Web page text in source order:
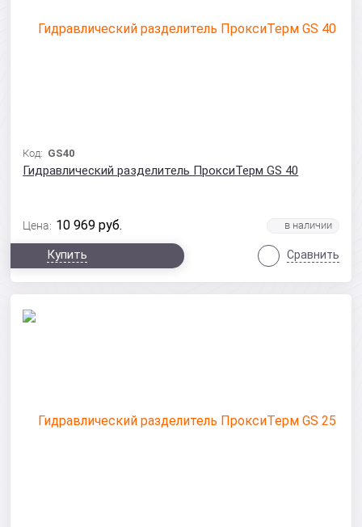
Код: GS40
Гидравлический разделитель ПроксиТерм GS 40
Цена: 10 969 руб.
Купить Сравнить